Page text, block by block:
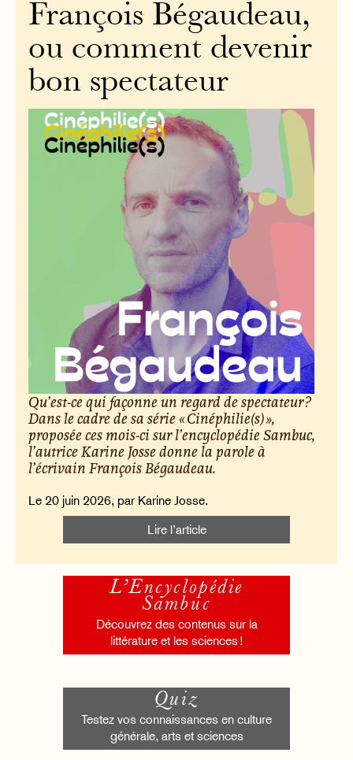
François Bégaudeau,
ou comment devenir
bon spectateur
Qu’est-ce qui façonne un regard de spectateur ?
Dans le cadre de sa série « Cinéphilie(s) »,
proposée ces mois-ci sur l’encyclopédie Sambuc,
l’autrice Karine Josse donne la parole à
l’écrivain François Bégaudeau.
Le 20 juin 2026, par Karine Josse.
Lire l’article
L’Encyclopédie
Sambuc
Découvrez des contenus sur la
littérature et les sciences !
Quiz
Testez vos connaissances en culture
générale, arts et sciences